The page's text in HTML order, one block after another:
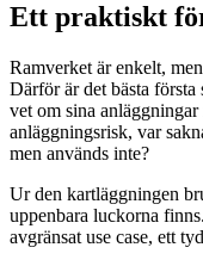
Ett praktiskt
Ramverket är enkelt,
Därför är det bästa
vet om sina
anläggningsrisk, var
men används inte?
Ur den kartläggningen
uppenbara luckorna
avgränsat use case, ett